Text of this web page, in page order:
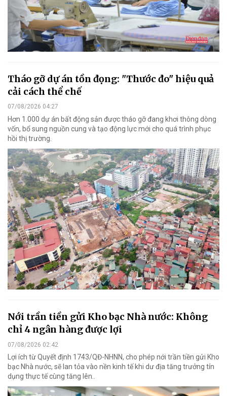
Tháo gỡ dự án tồn đọng: "Thước đo" hiệu quả
cải cách thể chế
07/08/2026 04:27
Hơn 1.000 dự án bất động sản được tháo gỡ đang khơi thông dòng
vốn, bổ sung nguồn cung và tạo động lực mới cho quá trình phục
hồi thị trường.
Nới trần tiền gửi Kho bạc Nhà nước: Không
chỉ 4 ngân hàng được lợi
07/08/2026 02:42
Lợi ích từ Quyết định 1743/QĐ-NHNN, cho phép nới trần tiền gửi Kho
bạc Nhà nước, sẽ lan tỏa vào nền kinh tế khi dư địa tăng trưởng tín
dụng thực tế cùng tăng lên..